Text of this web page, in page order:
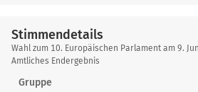
Stimmendetails
Stimmendetails
Wahl zum 10. Europäischen Parlament am 9.
Amtliches Endergebnis
Gruppe